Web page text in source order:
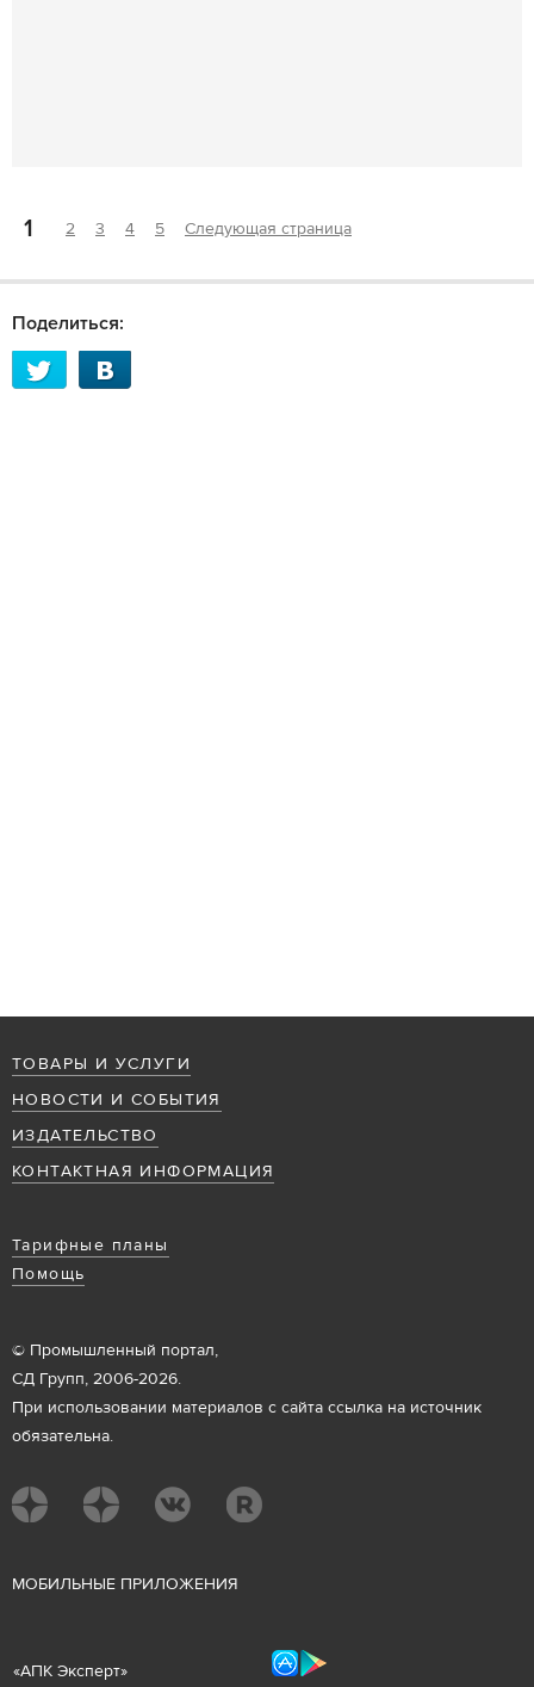
1 2 3 4 5 Следующая страница
Поделиться:
ТОВАРЫ И УСЛУГИ
НОВОСТИ И СОБЫТИЯ
ИЗДАТЕЛЬСТВО
КОНТАКТНАЯ ИНФОРМАЦИЯ
Тарифные планы
Помощь
© Промышленный портал,
СД Групп, 2006-2026.
При использовании материалов с сайта ссылка на источник
обязательна.
МОБИЛЬНЫЕ ПРИЛОЖЕНИЯ
«АПК Эксперт»